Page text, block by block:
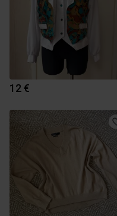
12 €